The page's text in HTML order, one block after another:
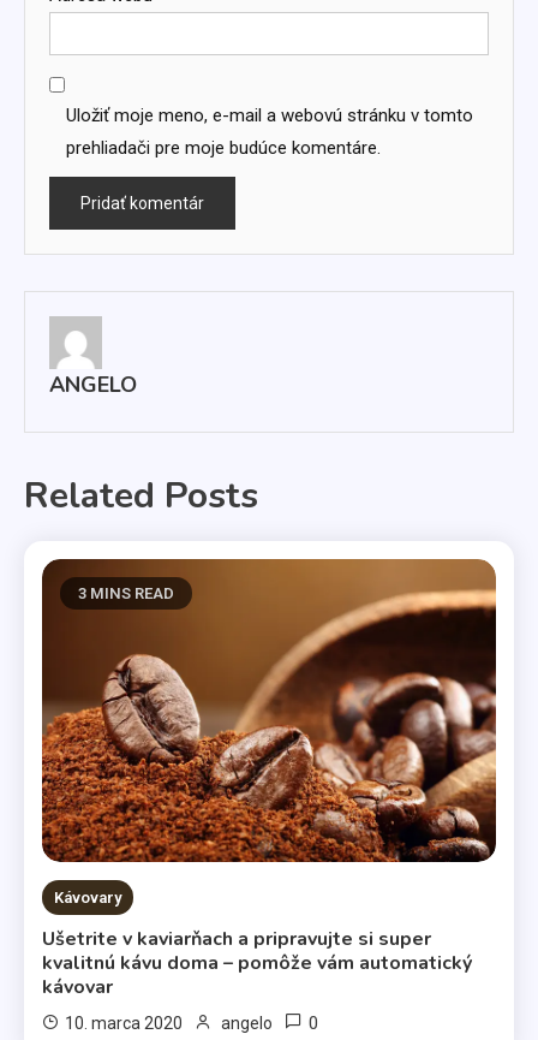
Uložiť moje meno, e-mail a webovú stránku v tomto
prehliadači pre moje budúce komentáre.
ANGELO
Related Posts
3 MINS READ
Kávovary
Ušetrite v kaviarňach a pripravujte si super
kvalitnú kávu doma – pomôže vám automatický
kávovar
10. marca 2020 angelo 0